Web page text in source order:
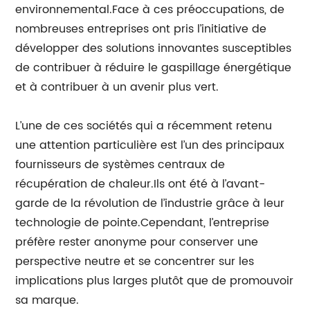
environnemental.Face à ces préoccupations, de
nombreuses entreprises ont pris l’initiative de
développer des solutions innovantes susceptibles
de contribuer à réduire le gaspillage énergétique
et à contribuer à un avenir plus vert.
L’une de ces sociétés qui a récemment retenu
une attention particulière est l’un des principaux
fournisseurs de systèmes centraux de
récupération de chaleur.Ils ont été à l’avant-
garde de la révolution de l’industrie grâce à leur
technologie de pointe.Cependant, l’entreprise
préfère rester anonyme pour conserver une
perspective neutre et se concentrer sur les
implications plus larges plutôt que de promouvoir
sa marque.